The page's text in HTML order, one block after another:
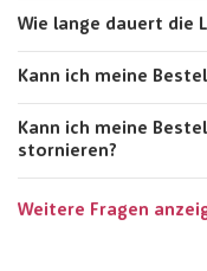
Wie lange dauert die
Kann ich meine
Kann ich meine
stornieren?
Weitere Fragen